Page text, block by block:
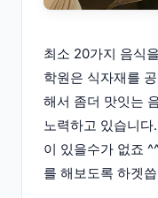
최소 20가지 음식
학원은 식자재를
해서 좀더 맛잇는
노력하고 있습니
이 있을수가 없죠
를 해보도록 하겟